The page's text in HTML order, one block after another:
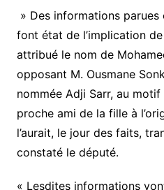
» Des informations parues
font état de l’implication
attribué le nom de
opposant M. Ousmane
nommée Adji Sarr, au
proche ami de la fille à
l’aurait, le jour des faits,
constaté le député.
« Lesdites informations